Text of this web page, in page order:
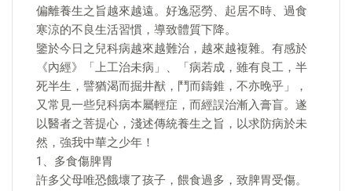
偏離養生之旨越來越遠。好逸惡勞、起居不時、過食
寒涼的不良生活習慣，導致體質下降。
鑒於今日之兒科病越來越難治，越來越複雜。有感於
《內經》「上工治未病」、「病若成，雖有良工，半
死半生，譬猶渴而掘井猷，鬥而鑄錐，不亦晚乎」，
又常見一些兒科病本屬輕症，而經誤治漸入膏盲。遂
以醫者之菩提心，淺述傳統養生之旨，以求防病於未
然，強我中華之少年！
1、多食傷脾胃
許多父母唯恐餓壞了孩子，餵食過多，致脾胃受傷。